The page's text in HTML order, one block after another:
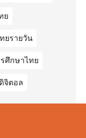
ย
ยรายวัน
ศึกษาไทย
จิตอล